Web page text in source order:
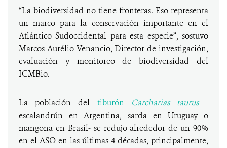
“La biodiversidad no tiene fronteras. Eso representa
un marco para la conservación importante en el
Atlántico Sudoccidental para esta especie”, sostuvo
Marcos Aurélio Venancio, Director de investigación,
evaluación y monitoreo de biodiversidad del
ICMBio.
La población del tiburón Carcharias taurus-
escalandrún en Argentina, sarda en Uruguay o
mangona en Brasil- se redujo alrededor de un 90%
en el ASO en las últimas 4 décadas, principalmente,